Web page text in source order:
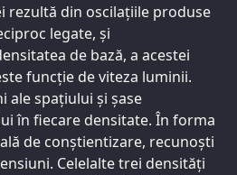
rezultă din oscilațiile produse
legate, și
de bază, a acestei
funcție de viteza luminii.
ale spațiului și șase
în fiecare densitate. În forma
de conștientizare, recunoști
Celelalte trei densități